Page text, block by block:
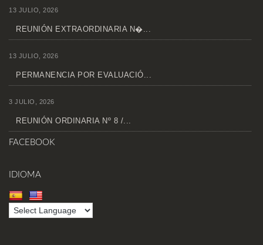
13 JULIO, 2026
REUNIÓN EXTRAORDINARIA N�...
13 JULIO, 2026
PERMANENCIA POR EVALUACIÓ...
3 JULIO, 2026
REUNIÓN ORDINARIA Nº 8 /...
FACEBOOK
IDIOMA